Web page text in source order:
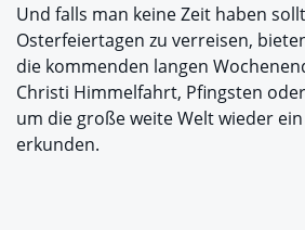
Und falls man keine Zeit haben
Osterfeiertagen zu verreisen,
die kommenden langen
Christi Himmelfahrt, Pfingsten
um die große weite Welt wieder
erkunden.